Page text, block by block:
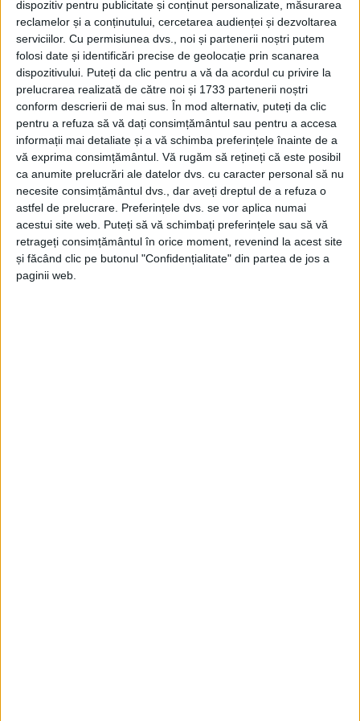
dispozitiv pentru publicitate și conținut personalizate, măsurarea
reclamelor și a conținutului, cercetarea audienței și dezvoltarea
serviciilor. Cu permisiunea dvs., noi și partenerii noștri putem
folosi date și identificări precise de geolocație prin scanarea
dispozitivului. Puteți da clic pentru a vă da acordul cu privire la
prelucrarea realizată de către noi și 1733 partenerii noștri
conform descrierii de mai sus. În mod alternativ, puteți da clic
pentru a refuza să vă dați consimțământul sau pentru a accesa
informații mai detaliate și a vă schimba preferințele înainte de a
vă exprima consimțământul. Vă rugăm să rețineți că este posibil
ca anumite prelucrări ale datelor dvs. cu caracter personal să nu
necesite consimțământul dvs., dar aveți dreptul de a refuza o
astfel de prelucrare. Preferințele dvs. se vor aplica numai
acestui site web. Puteți să vă schimbați preferințele sau să vă
retrageți consimțământul în orice moment, revenind la acest site
și făcând clic pe butonul "Confidențialitate" din partea de jos a
paginii web.
inclusiv fostul mare voievod. Biserica ”Sf. Nicolae” din
cadrul mănăstirii face parte din patrimoniul UNESCO.
Însă, și mai necunoscută și mai necăutată decît
Mănăstirea Probota este Mănăstirea Teodoreni.
Conform paginii web a lăcașului cult, ”dotată cu
o arhitectură deosebită, Mănăstirea Teodoreni stă
drept o adevărată capodoperă a artei românești,
avînd la contrafortul Sfîntului Altar, pe o copertină de
piatră săpată atît anul edificării, 1597, cît și numele
prescurtat al arhitectului constructor, Constantin
Batiște, cumnat cu Teodor Movilă și Ioan Vodă cel
Cumplit”. Dacă stai de vorbă cu oameni născuți și
crescuți în Suceava, și care au bătut orașul ăsta în